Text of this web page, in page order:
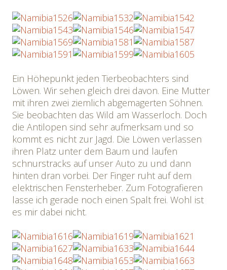
Ein Höhepunkt jeden Tierbeobachters sind
Löwen. Wir sehen gleich drei davon. Eine Mutter
mit ihren zwei ziemlich abgemagerten Söhnen.
Sie beobachten das Wild am Wasserloch. Doch
die Antilopen sind sehr aufmerksam und so
kommt es nicht zur Jagd. Die Löwen verlassen
ihren Platz unter dem Baum und laufen
schnurstracks auf unser Auto zu und dann
hinten dran vorbei. Der Finger ruht auf dem
elektrischen Fensterheber. Zum Fotografieren
lasse ich gerade noch einen Spalt frei. Wohl ist
es mir dabei nicht.